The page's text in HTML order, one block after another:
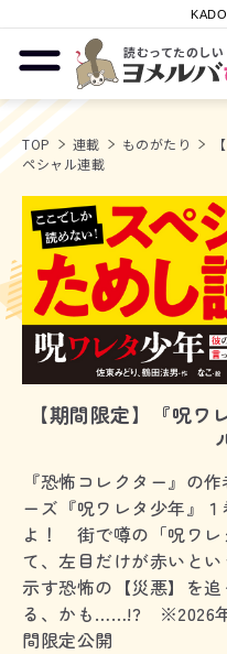
メニューを開閉する
読むってたのしい
ヨメルバひ
TOP 連載 ものがたり
ペシャル連載
【期間限定】『呪ワ
『恐怖コレクター』の
ーズ『呪ワレタ少年』
よ！ 街で噂の「呪ワレ
て、左目だけが赤いと
示す恐怖の【災悪】を
る、かも……!? ※2026年
間限定公開